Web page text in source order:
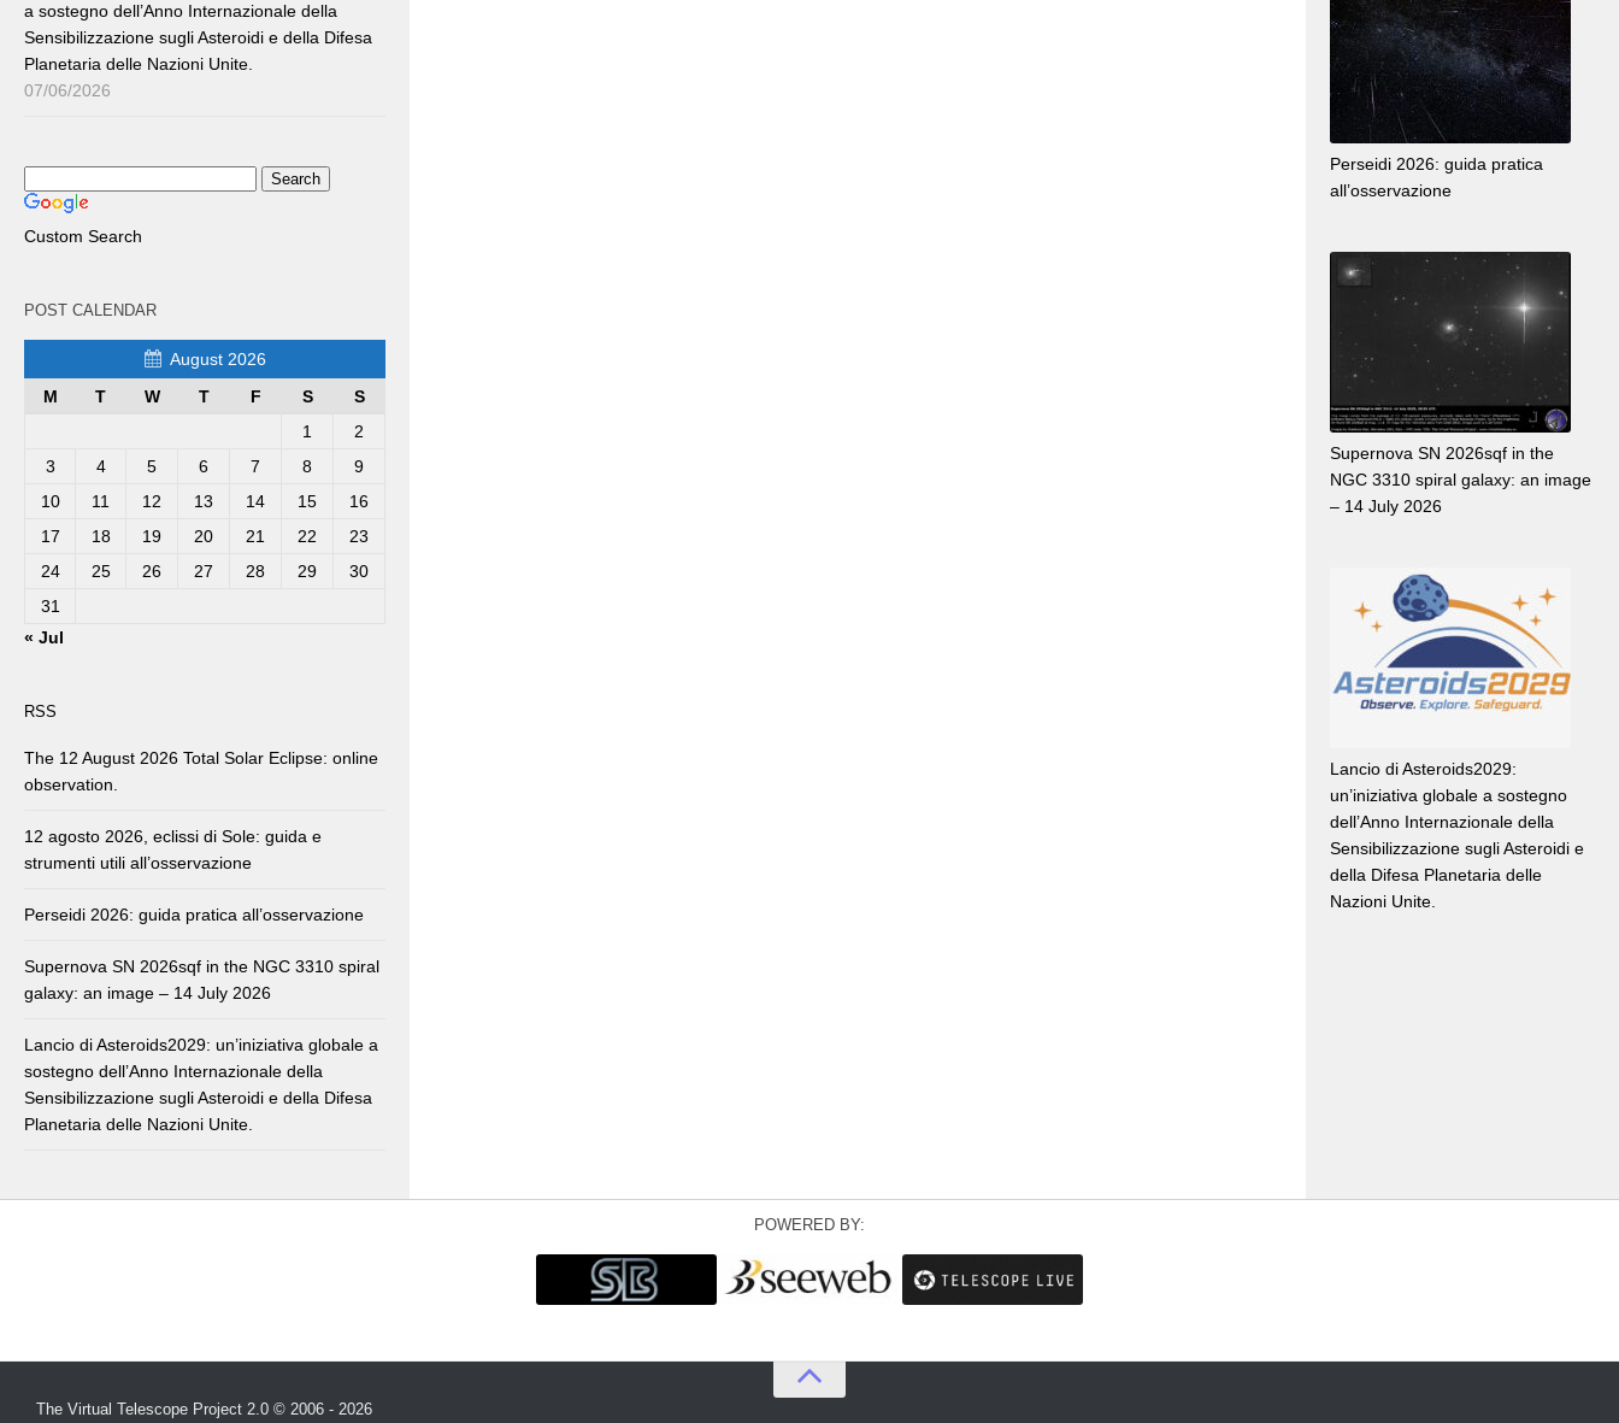
a sostegno dell’Anno Internazionale della
Sensibilizzazione sugli Asteroidi e della Difesa
Planetaria delle Nazioni Unite.
07/06/2026
Custom Search
POST CALENDAR
August 2026
M
T W T F S
S
1
2
3
4 5 6 7 8
9
10
11 12 13 14 15
16
17
18 19 20 21 22
23
24
25 26 27 28 29
30
31
« Jul
RSS
The 12 August 2026 Total Solar Eclipse: online
observation.
12 agosto 2026, eclissi di Sole: guida e
strumenti utili all’osservazione
Perseidi 2026: guida pratica all’osservazione
Supernova SN 2026sqf in the NGC 3310 spiral
galaxy: an image – 14 July 2026
Lancio di Asteroids2029: un’iniziativa globale a
sostegno dell’Anno Internazionale della
Sensibilizzazione sugli Asteroidi e della Difesa
Planetaria delle Nazioni Unite.
Perseidi 2026: guida pratica
all’osservazione
Supernova SN 2026sqf in the
NGC 3310 spiral galaxy: an image
– 14 July 2026
Lancio di Asteroids2029:
un’iniziativa globale a sostegno
dell’Anno Internazionale della
Sensibilizzazione sugli Asteroidi e
della Difesa Planetaria delle
Nazioni Unite.
POWERED BY:
The Virtual Telescope Project 2.0 © 2006 - 2026